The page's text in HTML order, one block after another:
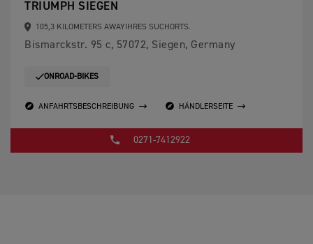
TRIUMPH SIEGEN
105,3 KILOMETERS AWAYIHRES SUCHORTS.
Bismarckstr. 95 c, 57072, Siegen, Germany
ONROAD-BIKES
ANFAHRTSBESCHREIBUNG HÄNDLERSEITE
0271-7412922